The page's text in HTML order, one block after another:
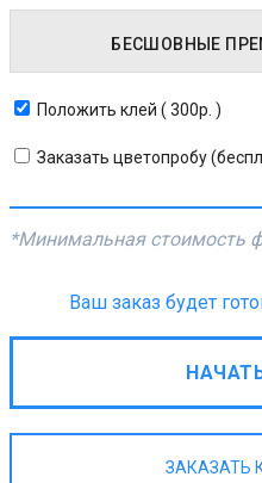
БЕСШОВНЫЕ
Положить клей ( 300р. )
Заказать цветопробу
*Минимальная стоимость
Ваш заказ будет
ЗАКАЗАТЬ